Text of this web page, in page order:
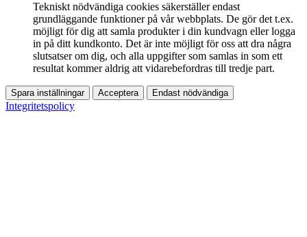
Tekniskt nödvändiga cookies säkerställer endast
grundläggande funktioner på vår webbplats. De gör det t.ex.
möjligt för dig att samla produkter i din kundvagn eller logga
in på ditt kundkonto. Det är inte möjligt för oss att dra några
slutsatser om dig, och alla uppgifter som samlas in som ett
resultat kommer aldrig att vidarebefordras till tredje part.
Spara inställningar Acceptera Endast nödvändiga
Integritetspolicy